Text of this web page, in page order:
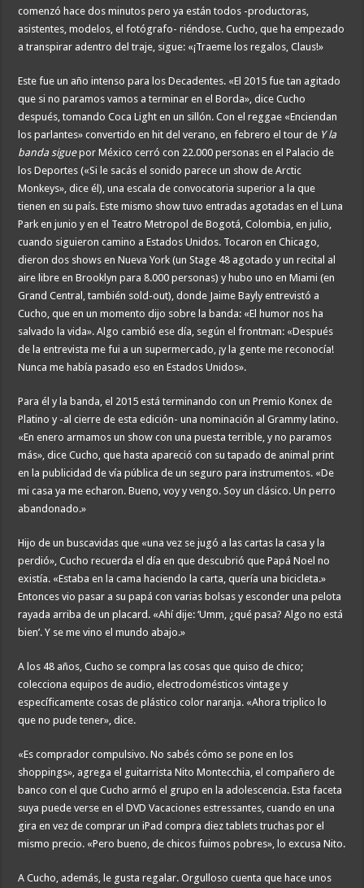
comenzó hace dos minutos pero ya están todos -productoras,
asistentes, modelos, el fotógrafo- riéndose. Cucho, que ha empezado
a transpirar adentro del traje, sigue: «¡Traeme los regalos, Claus!»
Este fue un año intenso para los Decadentes. «El 2015 fue tan agitado
que si no paramos vamos a terminar en el Borda», dice Cucho
después, tomando Coca Light en un sillón. Con el reggae «Enciendan
los parlantes» convertido en hit del verano, en febrero el tour de Y la
banda siguepor México cerró con 22.000 personas en el Palacio de
los Deportes («Si le sacás el sonido parece un show de Arctic
Monkeys», dice él), una escala de convocatoria superior a la que
tienen en su país. Este mismo show tuvo entradas agotadas en el Luna
Park en junio y en el Teatro Metropol de Bogotá, Colombia, en julio,
cuando siguieron camino a Estados Unidos. Tocaron en Chicago,
dieron dos shows en Nueva York (un Stage 48 agotado y un recital al
aire libre en Brooklyn para 8.000 personas) y hubo uno en Miami (en
Grand Central, también sold-out), donde Jaime Bayly entrevistó a
Cucho, que en un momento dijo sobre la banda: «El humor nos ha
salvado la vida». Algo cambió ese día, según el frontman: «Después
de la entrevista me fui a un supermercado, ¡y la gente me reconocía!
Nunca me había pasado eso en Estados Unidos».
Para él y la banda, el 2015 está terminando con un Premio Konex de
Platino y -al cierre de esta edición- una nominación al Grammy latino.
«En enero armamos un show con una puesta terrible, y no paramos
más», dice Cucho, que hasta apareció con su tapado de animal print
en la publicidad de vía pública de un seguro para instrumentos. «De
mi casa ya me echaron. Bueno, voy y vengo. Soy un clásico. Un perro
abandonado.»
Hijo de un buscavidas que «una vez se jugó a las cartas la casa y la
perdió», Cucho recuerda el día en que descubrió que Papá Noel no
existía. «Estaba en la cama haciendo la carta, quería una bicicleta.»
Entonces vio pasar a su papá con varias bolsas y esconder una pelota
rayada arriba de un placard. «Ahí dije: ‘Umm, ¿qué pasa? Algo no está
bien’. Y se me vino el mundo abajo.»
A los 48 años, Cucho se compra las cosas que quiso de chico;
colecciona equipos de audio, electrodomésticos vintage y
específicamente cosas de plástico color naranja. «Ahora triplico lo
que no pude tener», dice.
«Es comprador compulsivo. No sabés cómo se pone en los
shoppings», agrega el guitarrista Nito Montecchia, el compañero de
banco con el que Cucho armó el grupo en la adolescencia. Esta faceta
suya puede verse en el DVD Vacaciones estressantes, cuando en una
gira en vez de comprar un iPad compra diez tablets truchas por el
mismo precio. «Pero bueno, de chicos fuimos pobres», lo excusa Nito.
A Cucho, además, le gusta regalar. Orgulloso cuenta que hace unos